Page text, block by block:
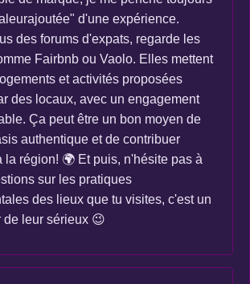
d'une expérience.
des forums d'expats, regarde les
Fairbnb ou Vaolo. Elles mettent
et activités proposées
des locaux, avec un engagement
Ça peut être un bon moyen de
authentique et de contribuer
la région! 🌍 Et puis, n'hésite pas à
sur les pratiques
des lieux que tu visites, c'est un
de leur sérieux 😉